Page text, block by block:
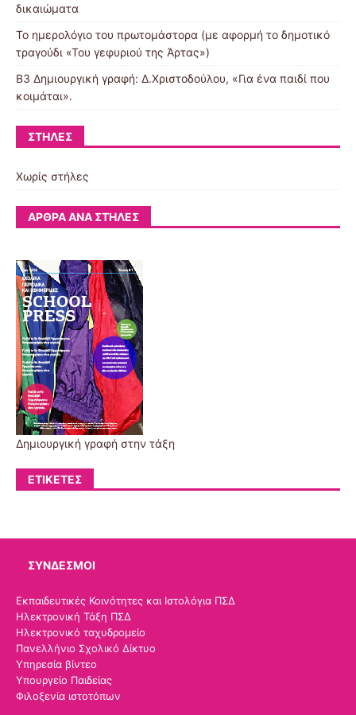
δικαιώματα
Το ημερολόγιο του πρωτομάστορα (με αφορμή το δημοτικό
τραγούδι «Του γεφυριού της Άρτας»)
Β3 Δημιουργική γραφή: Δ.Χριστοδούλου, «Για ένα παιδί που
κοιμάται».
ΣΤΉΛΕΣ
Χωρίς στήλες
ΆΡΘΡΑ ΑΝΆ ΣΤΉΛΕΣ
Δημιουργική γραφή στην τάξη
ΕΤΙΚΈΤΕΣ
ΣΎΝΔΕΣΜΟΙ
Εκπαιδευτικές Κοινότητες και Ιστολόγια ΠΣΔ
Ηλεκτρονική Τάξη ΠΣΔ
Ηλεκτρονικό ταχυδρομείο
Πανελλήνιο Σχολικό Δίκτυο
Υπηρεσία βίντεο
Υπουργείο Παιδείας
Φιλοξενία ιστοτόπων